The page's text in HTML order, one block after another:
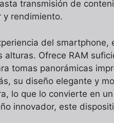
transmisión de
y rendimiento.
del
alturas. Ofrece RAM
tomas panorámicas
su diseño elegante y
lo que lo convierte en
innovador, este